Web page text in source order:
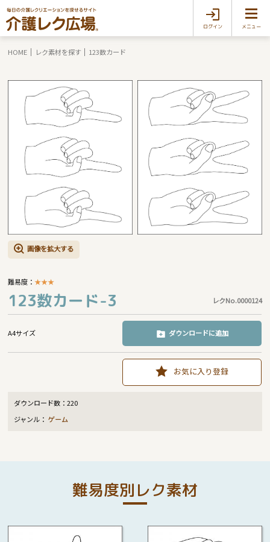
ログイン メニュー
HOME レク素材を探す 123数カード
画像を拡大する
難易度：★★★
123数カード-3 レクNo.0000124
A4サイズ ダウンロードに追加
お気に入り登録
ダウンロード数：220
ジャンル：ゲーム
難易度別レク素材